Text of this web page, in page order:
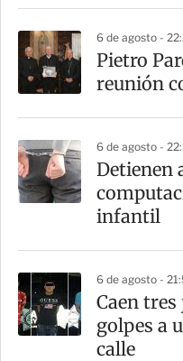
i
r
6 de agosto -
Pietro
reunión
6 de agosto -
Detienen
infantil
6 de agosto -
Caen
golpes a
calle